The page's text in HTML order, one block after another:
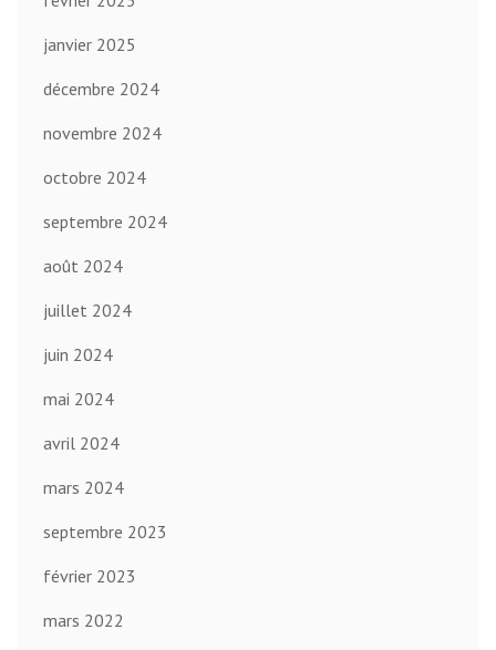
janvier 2025
décembre 2024
novembre 2024
octobre 2024
septembre 2024
août 2024
juillet 2024
juin 2024
mai 2024
avril 2024
mars 2024
septembre 2023
février 2023
mars 2022